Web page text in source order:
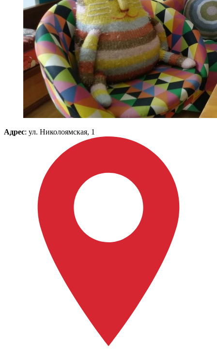
Адрес: ул. Николоямская, 1